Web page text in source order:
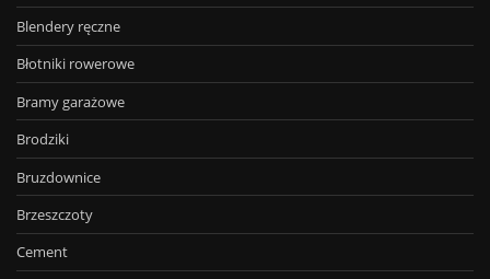
Blendery ręczne
Błotniki rowerowe
Bramy garażowe
Brodziki
Bruzdownice
Brzeszczoty
Cement